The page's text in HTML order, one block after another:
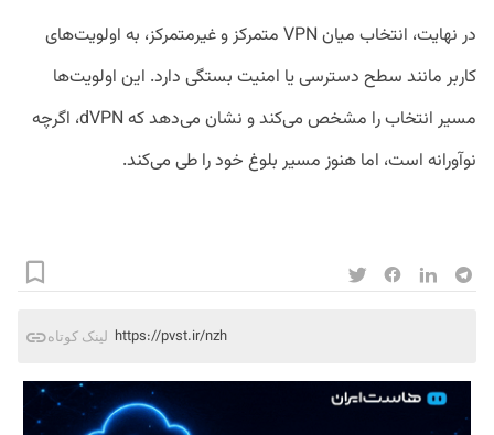
در نهایت، انتخاب میان VPN متمرکز و غیرمتمرکز، به اولویت‌های
کاربر مانند سطح دسترسی یا امنیت بستگی دارد. این اولویت‌ها
مسیر انتخاب را مشخص می‌کند و نشان می‌دهد که dVPN، اگرچه
نوآورانه است، اما هنوز مسیر بلوغ خود را طی می‌کند.
لینک کوتاه https://pvst.ir/nzh